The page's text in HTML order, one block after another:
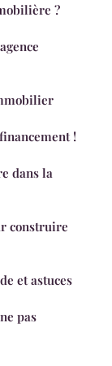
?
!
dans la
construire
et astuces
pas